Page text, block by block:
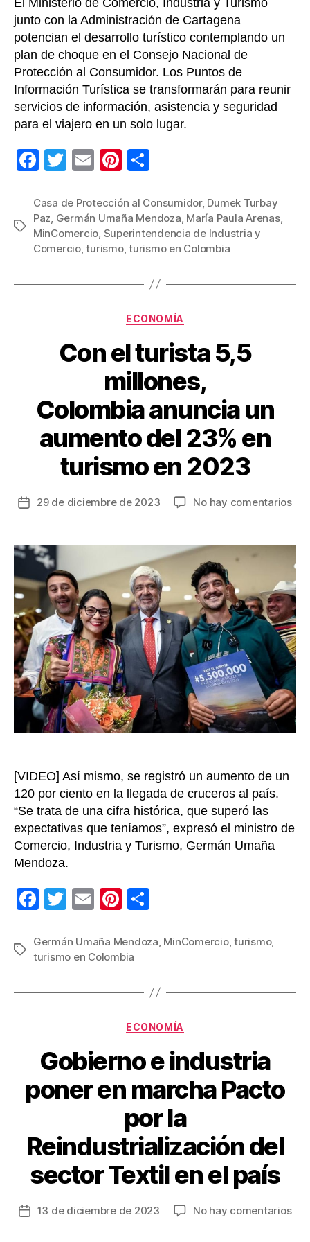
El Ministerio de Comercio, Industria y Turismo
junto con la Administración de Cartagena
potencian el desarrollo turístico contemplando un
plan de choque en el Consejo Nacional de
Protección al Consumidor. Los Puntos de
Información Turística se transformarán para reunir
servicios de información, asistencia y seguridad
para el viajero en un solo lugar.
F
c
e
b
o
T
tt
er
E
ail
Pi
er
e
st
m
p
ar
Etiquetas
Casa de Protección al Consumidor, Dumek Turbay
Paz Germán Umaña Mendoza María Paula Arenas,
MinComercio Superintendencia de Industria y
Comercio,turismo,turismo en Colombia
Categorías
ECONOMÍA
Con el turista 5,5
millones,
Colombia anuncia un
aumento del 23% en
turismo en 2023
Fecha
entrada
29 de diciembre de 2023 No hay comentariosen
5,5
un
del
en
en
[VIDEO] Así mismo, se registró un aumento de un
120 por ciento en la llegada de cruceros al país.
“Se trata de una cifra histórica, que superó las
expectativas que teníamos”, expresó el ministro de
Comercio, Industria y Turismo, Germán Umaña
Mendoza.
F
c
e
b
k
T
tt
er
E
ail
Pi
er
e
st
m
ar
Etiquetas
Germán Umaña Mendoza MinComercio,turismo,
turismo en Colombia
Categorías
ECONOMÍA
Gobierno e industria
poner en marcha Pacto
por la
Reindustrialización del
sector Textil en el país
Fecha13 de diciembre de 2023 No hay comentariosen